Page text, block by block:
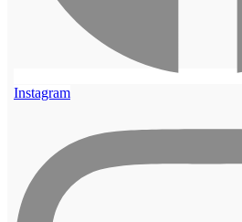
Instagram